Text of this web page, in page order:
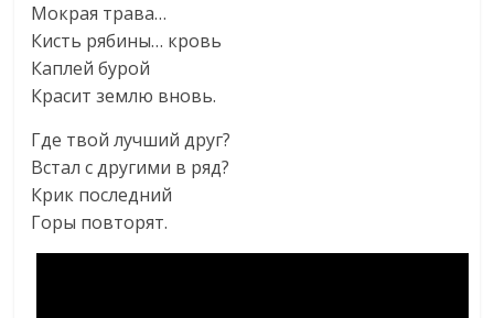
Мокрая трава…
Кисть рябины… кровь
Каплей бурой
Красит землю вновь.
Где твой лучший друг?
Встал с другими в ряд?
Крик последний
Горы повторят.